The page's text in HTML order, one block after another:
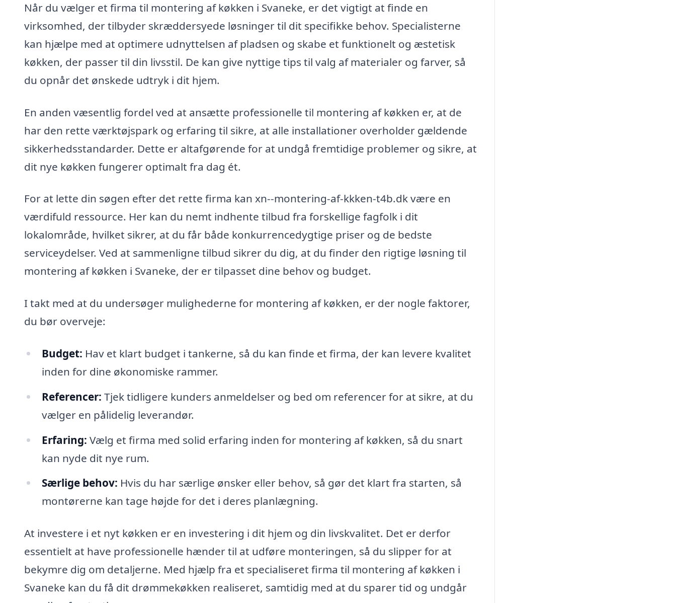
Når du vælger et firma til montering af køkken i Svaneke, er det vigtigt at finde en
virksomhed, der tilbyder skræddersyede løsninger til dit specifikke behov. Specialisterne
kan hjælpe med at optimere udnyttelsen af pladsen og skabe et funktionelt og æstetisk
køkken, der passer til din livsstil. De kan give nyttige tips til valg af materialer og farver, så
du opnår det ønskede udtryk i dit hjem.
En anden væsentlig fordel ved at ansætte professionelle til montering af køkken er, at de
har den rette værktøjspark og erfaring til sikre, at alle installationer overholder gældende
sikkerhedsstandarder. Dette er altafgørende for at undgå fremtidige problemer og sikre, at
dit nye køkken fungerer optimalt fra dag ét.
For at lette din søgen efter det rette firma kan xn--montering-af-kkken-t4b.dk være en
værdifuld ressource. Her kan du nemt indhente tilbud fra forskellige fagfolk i dit
lokalområde, hvilket sikrer, at du får både konkurrencedygtige priser og de bedste
serviceydelser. Ved at sammenligne tilbud sikrer du dig, at du finder den rigtige løsning til
montering af køkken i Svaneke, der er tilpasset dine behov og budget.
I takt med at du undersøger mulighederne for montering af køkken, er der nogle faktorer,
du bør overveje:
Budget: Hav et klart budget i tankerne, så du kan finde et firma, der kan levere kvalitet
inden for dine økonomiske rammer.
Referencer: Tjek tidligere kunders anmeldelser og bed om referencer for at sikre, at du
vælger en pålidelig leverandør.
Erfaring: Vælg et firma med solid erfaring inden for montering af køkken, så du snart
kan nyde dit nye rum.
Særlige behov: Hvis du har særlige ønsker eller behov, så gør det klart fra starten, så
montørerne kan tage højde for det i deres planlægning.
At investere i et nyt køkken er en investering i dit hjem og din livskvalitet. Det er derfor
essentielt at have professionelle hænder til at udføre monteringen, så du slipper for at
bekymre dig om detaljerne. Med hjælp fra et specialiseret firma til montering af køkken i
Svaneke kan du få dit drømmekøkken realiseret, samtidig med at du sparer tid og undgår